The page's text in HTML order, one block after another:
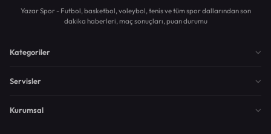
Yazar Spor - Futbol, basketbol, voleybol, tenis ve tüm spor dallarından son
dakika haberleri, maç sonuçları, puan durumu
Kategoriler
Servisler
Kurumsal